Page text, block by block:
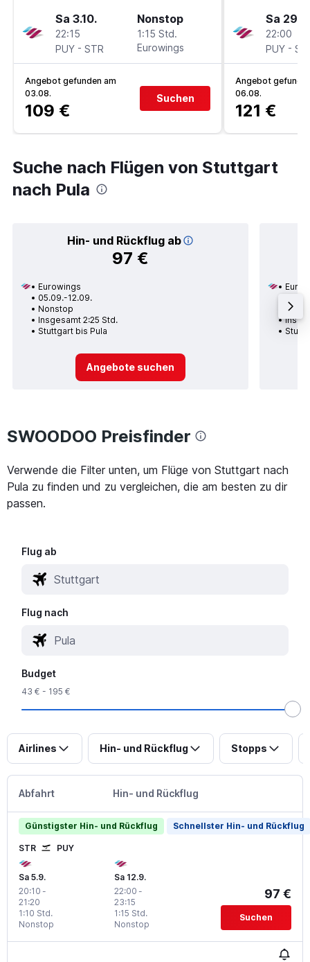
Sa 3.10.
22:15
PUY - STR
Nonstop
1:15 Std.
Eurowings
Angebot gefunden am
03.08.
109 €
Suchen
Sa 29.8.
22:00
PUY -
Angebot
06.08.
121 €
Suche nach Flügen von Stuttgart
nach Pula
Hin- und Rückflug ab
97 €
Eurowings
05.09.-12.09.
Nonstop
Insgesamt 2:25 Std.
Stuttgart bis Pula
Angebote suchen
SWOODOO Preisfinder
Verwende die Filter unten, um Flüge von Stuttgart nach
Pula zu finden und zu vergleichen, die am besten zu dir
passen.
Flug ab
Flug nach
Budget
43 € - 195 €
Airlines Hin- und Rückflug Stopps
Abfahrt Hin- und Rückflug
Günstigster Hin- und Rückflug Schnellster Hin- und Rückflug
STR PUY
Sa 5.9.
20:10 -
21:20
Nonstop
1:10 Std.
Sa 12.9.
22:00 -
23:15
Nonstop
1:15 Std.
97 €
Suchen